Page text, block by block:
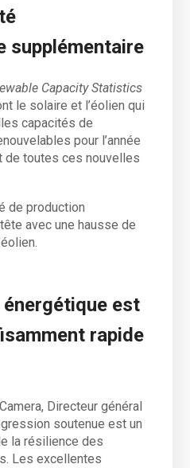
supplémentaire
Capacity Statistics
le solaire et l’éolien qui
capacités de
pour l’année
de toutes ces nouvelles
de production
avec une hausse de
est
rapide
Directeur général
soutenue est un
la résilience des
Les excellentes